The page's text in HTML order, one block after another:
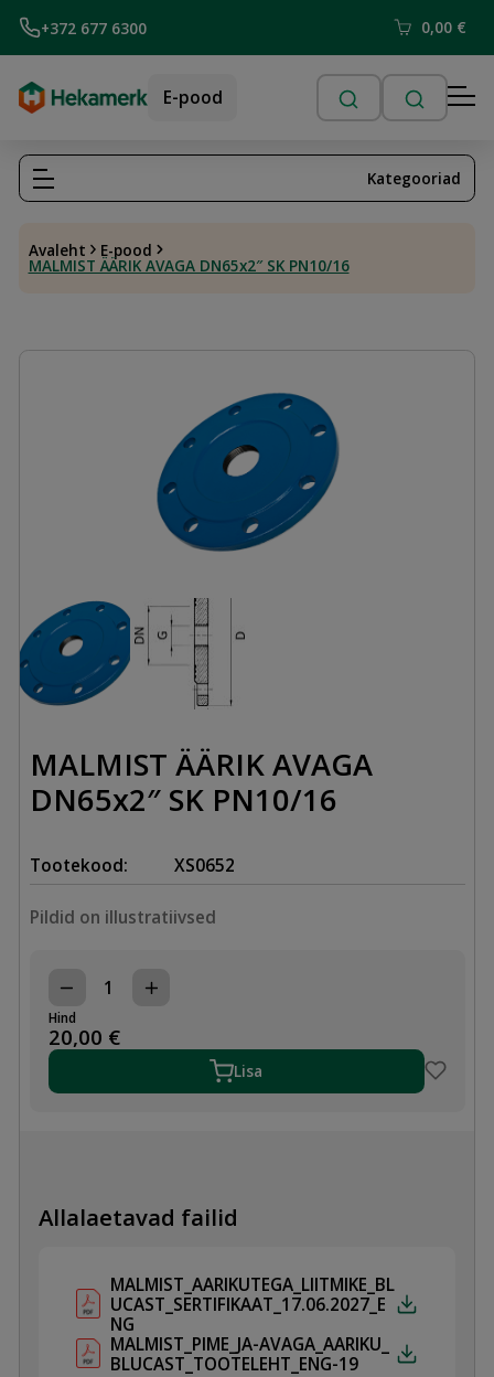
+372 677 6300 0,00 €
E-pood
Avaleht E-pood
MALMIST ÄÄRIK AVAGA DN65x2″ SK PN10/16
Kategooriad
MALMIST ÄÄRIK AVAGA
DN65x2″ SK PN10/16
Tootekood: XS0652
Pildid on illustratiivsed
MALMIST
ÄÄRIK
AVAGA
DN65x2"
PN10/16
Hind
20,00 €
Lisa
Allalaetavad failid
MALMIST_AARIKUTEGA_LIITMIKE_BL
UCAST_SERTIFIKAAT_17.06.2027_E
NG
MALMIST_PIME_JA-AVAGA_AARIKU_
BLUCAST_TOOTELEHT_ENG-19